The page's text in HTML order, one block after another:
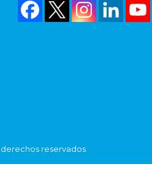
derechos reservados